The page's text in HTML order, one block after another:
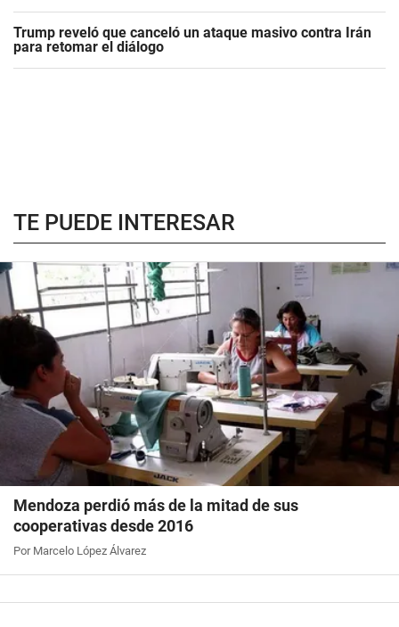
Trump reveló que canceló un ataque masivo contra Irán
para retomar el diálogo
TE PUEDE INTERESAR
Mendoza perdió más de la mitad de sus
cooperativas desde 2016
Por Marcelo López Álvarez